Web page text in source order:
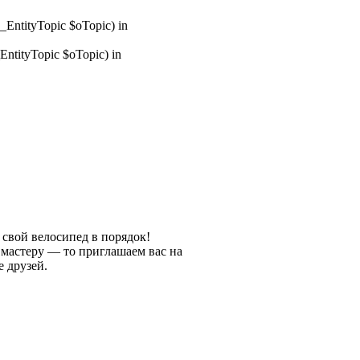
$oTopic) in
$oTopic) in
велосипед в порядок!
— то приглашаем вас на
друзей.